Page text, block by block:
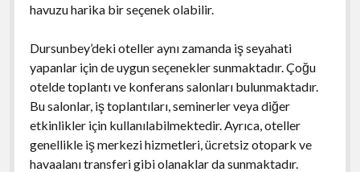
havuzu harika bir seçenek olabilir.
Dursunbey’deki oteller aynı zamanda iş seyahati
yapanlar için de uygun seçenekler sunmaktadır. Çoğu
otelde toplantı ve konferans salonları bulunmaktadır.
Bu salonlar, iş toplantıları, seminerler veya diğer
etkinlikler için kullanılabilmektedir. Ayrıca, oteller
genellikle iş merkezi hizmetleri, ücretsiz otopark ve
havaalanı transferi gibi olanaklar da sunmaktadır.